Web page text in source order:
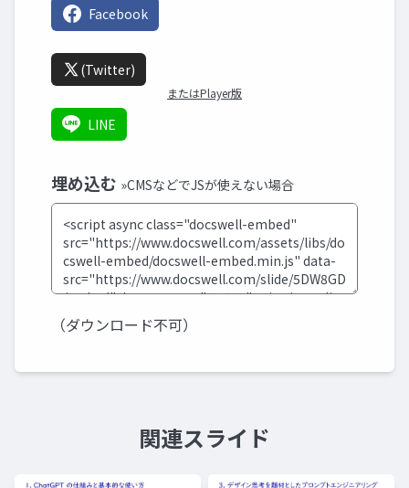
Facebook
(Twitter)
またはPlayer版
LINE
埋め込む »CMSなどでJSが使えない場合
（ダウンロード不可）
関連スライド